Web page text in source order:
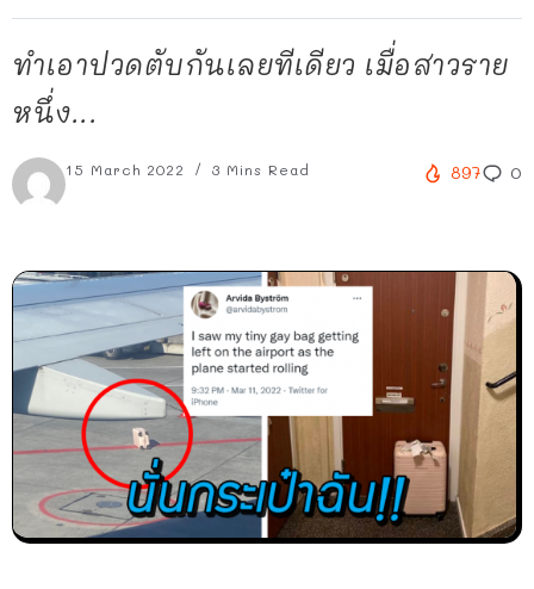
ทำเอาปวดตับกันเลยทีเดียว เมื่อสาวราย
หนึ่ง...
15 March 2022 3 Mins Read 897 0